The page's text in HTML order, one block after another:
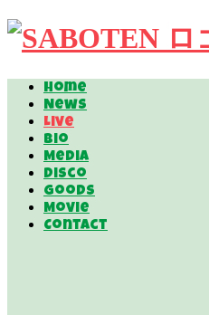
Home
News
Live
Bio
Media
Disco
Goods
Movie
Contact